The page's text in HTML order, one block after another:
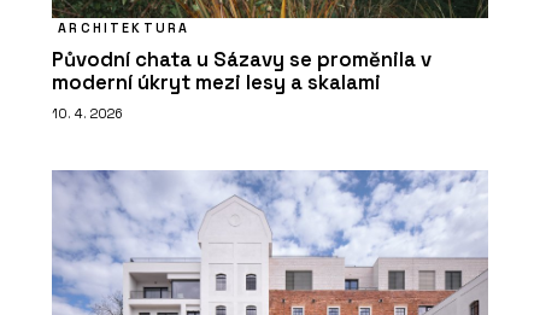
ARCHITEKTURA
Původní chata u Sázavy se proměnila v
moderní úkryt mezi lesy a skalami
10. 4. 2026